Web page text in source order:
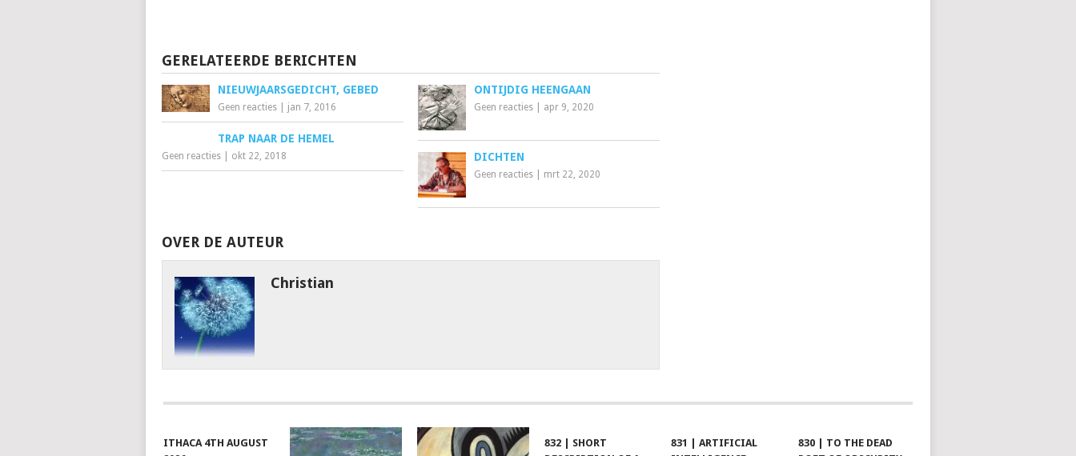
GERELATEERDE BERICHTEN
NIEUWJAARSGEDICHT, GEBED
Geen reacties jan 7, 2016
ONTIJDIG HEENGAAN
Geen reacties apr 9, 2020
TRAP NAAR DE HEMEL
Geen reacties okt 22, 2018 DICHTEN
Geen reacties mrt 22, 2020
OVER DE AUTEUR
Christian
ITHACA 4TH AUGUST
832 | SHORT
831 | ARTIFICIAL
830 | TO THE DEAD